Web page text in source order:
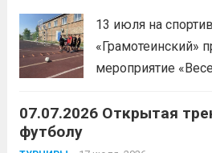
координацию.
13 июля на
«Грамотеинский»
мероприятие
шайбой».Несмотря
07.07.2026 Открытая
футболу